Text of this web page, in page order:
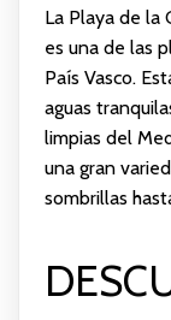
La Playa de la
es una de las
País Vasco.
aguas
limpias del
una gran
sombrillas